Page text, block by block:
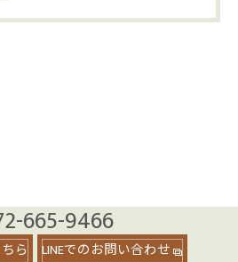
665-9466
ら LINEでのお問い合わせ